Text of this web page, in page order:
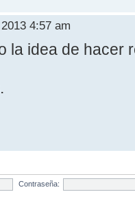
4:57 am
la idea de hacer
Contraseña: